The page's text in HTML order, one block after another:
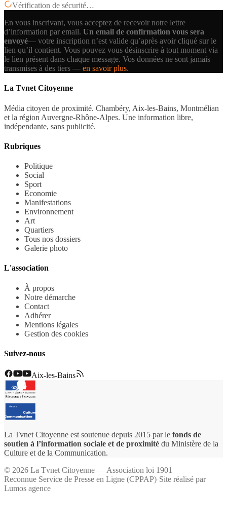
Vérification de sécurité…
En vous inscrivant, vous acceptez de recevoir notre lettre
d’information par email. Un email de confirmation vous sera
envoyé— votre inscription n’est valide qu’après avoir cliqué sur le
lien qu’il contient. Vous pouvez vous désinscrire à tout moment via
le lien présent dans chaque message. Vos données ne sont jamais
transmises à des tiers — en savoir plus.
La Tvnet Citoyenne
Média citoyen de proximité. Chambéry, Aix-les-Bains, Montmélian
et la région Auvergne-Rhône-Alpes. Une information libre,
indépendante, sans publicité.
Rubriques
Politique
Social
Sport
Economie
Manifestations
Environnement
Art
Quartiers
Tous nos dossiers
Galerie photo
L'association
À propos
Notre démarche
Contact
Adhérer
Mentions légales
Gestion des cookies
Suivez-nous
Aix-les-Bains
La Tvnet Citoyenne est soutenue depuis 2015 par le fonds de
soutien à l’information sociale et de proximité du Ministère de la
Culture et de la Communication.
© 2026 La Tvnet Citoyenne — Association loi 1901
Reconnue Service de Presse en Ligne (CPPAP)·Site réalisé par
Lumos agence